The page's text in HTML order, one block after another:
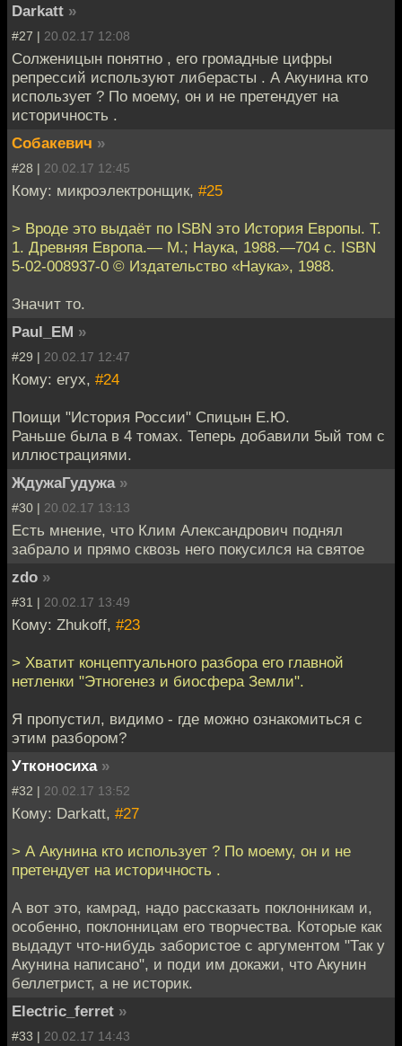
Darkatt »
#27 | 20.02.17 12:08
Солженицын понятно , его громадные цифры
репрессий используют либерасты . А Акунина кто
использует ? По моему, он и не претендует на
историчность .
Собакевич »
#28 | 20.02.17 12:45
Кому: микроэлектронщик, #25
> Вроде это выдаёт по ISBN это История Европы. Т.
1. Древняя Европа.— М.; Наука, 1988.—704 с. ISBN
5-02-008937-0 © Издательство «Наука», 1988.
Значит то.
Paul_EM »
#29 | 20.02.17 12:47
Кому: eryx, #24
Поищи "История России" Спицын Е.Ю.
Раньше была в 4 томах. Теперь добавили 5ый том с
иллюстрациями.
ЖдужаГудужа »
#30 | 20.02.17 13:13
Есть мнение, что Клим Александрович поднял
забрало и прямо сквозь него покусился на святое
zdo »
#31 | 20.02.17 13:49
Кому: Zhukoff, #23
> Хватит концептуального разбора его главной
нетленки "Этногенез и биосфера Земли".
Я пропустил, видимо - где можно ознакомиться с
этим разбором?
Утконосиха »
#32 | 20.02.17 13:52
Кому: Darkatt, #27
> А Акунина кто использует ? По моему, он и не
претендует на историчность .
А вот это, камрад, надо рассказать поклонникам и,
особенно, поклонницам его творчества. Которые как
выдадут что-нибудь забористое с аргументом "Так у
Акунина написано", и поди им докажи, что Акунин
беллетрист, а не историк.
Electric_ferret »
#33 | 20.02.17 14:43